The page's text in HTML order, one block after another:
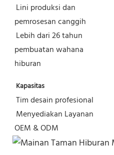
Lini produksi dan
pemrosesan canggih
Lebih dari 26 tahun
pembuatan wahana
hiburan
Kapasitas
Tim desain profesional
Menyediakan Layanan
OEM & ODM